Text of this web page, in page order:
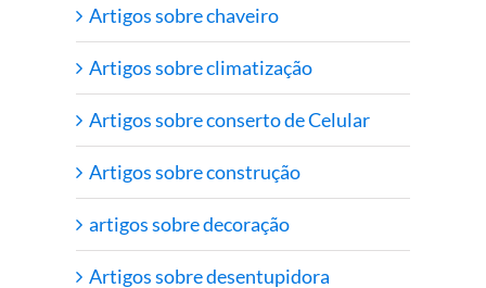
Artigos sobre chaveiro
Artigos sobre climatização
Artigos sobre conserto de Celular
Artigos sobre construção
artigos sobre decoração
Artigos sobre desentupidora